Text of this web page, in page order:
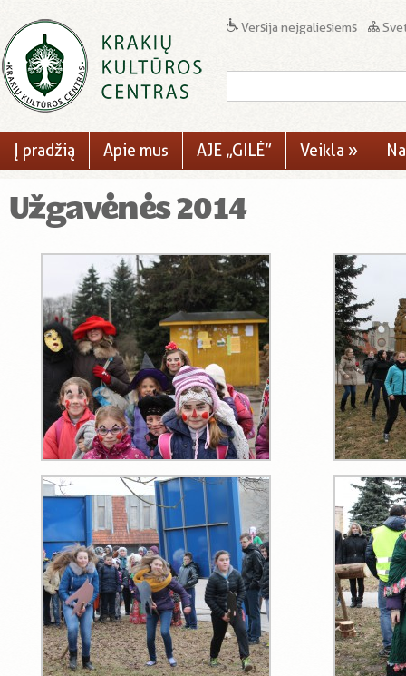
Versija neįgaliesiems
Į pradžią Apie mus AJE „GILĖ” Veikla »
Užgavėnės 2014